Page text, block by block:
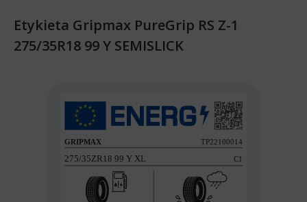
Etykieta Gripmax PureGrip RS Z-1
275/35R18 99 Y SEMISLICK